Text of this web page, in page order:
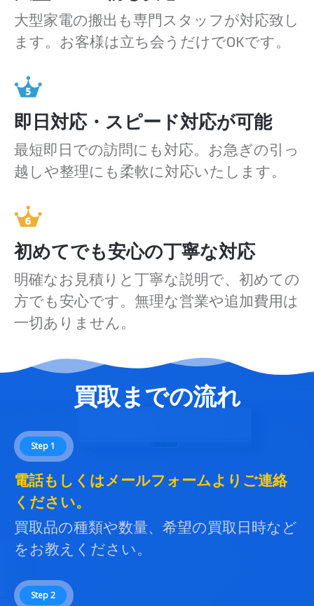
大型家電の搬出も専門スタッフが対応致し
ます。お客様は立ち会うだけでOKです。
即日対応・スピード対応が可能
最短即日での訪問にも対応。お急ぎの引っ
越しや整理にも柔軟に対応いたします。
初めてでも安心の丁寧な対応
明確なお見積りと丁寧な説明で、初めての
方でも安心です。無理な営業や追加費用は
一切ありません。
買取までの流れ
Step 1
電話もしくはメールフォームよりご連絡
ください。
買取品の種類や数量、希望の買取日時など
をお教えください。
Step 2